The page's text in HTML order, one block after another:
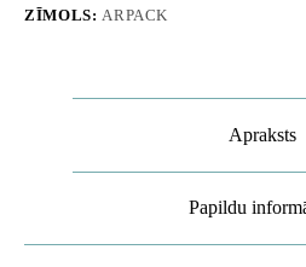
ZĪMOLS: ARPACK
Apraksts
Papildu